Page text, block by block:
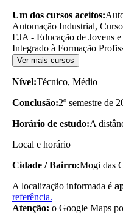
Um dos cursos aceitos:
Automação Industrial,
EJA - Educação de Jovens
Integrado à Formação
Ver mais cursos
Nível:Técnico, Médio
Conclusão:2º semestre de
Horário de estudo:A
Local e horário
Cidade / Bairro:Mogi das
A localização informada é
referência.
Atenção: o Google Maps